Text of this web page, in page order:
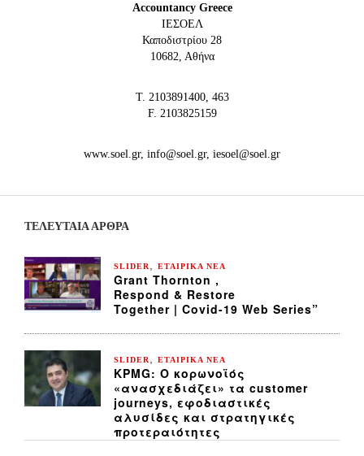
Accountancy Greece
IEΣΟΕΛ
Καποδιστρίου 28
10682, Αθήνα
Τ. 2103891400, 463
F. 2103825159
www.soel.gr, info@soel.gr, iesoel@soel.gr
ΤΕΛΕΥΤΑΙΑ ΆΡΘΡΑ
SLIDER ΕΤΑΙΡΙΚΑ ΝΕΑ
Grant Thornton ,
Respond & Restore
Together | Covid-19 Web Series”
SLIDER ΕΤΑΙΡΙΚΑ ΝΕΑ
KPMG: Ο κορωνοϊός
«ανασχεδιάζει» τα customer
journeys, εφοδιαστικές
αλυσίδες και στρατηγικές
προτεραιότητες